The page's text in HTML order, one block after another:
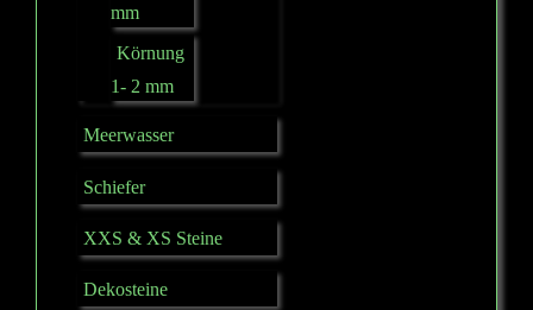
mm
Körnung
1- 2 mm
Meerwasser
Schiefer
XXS & XS Steine
Dekosteine